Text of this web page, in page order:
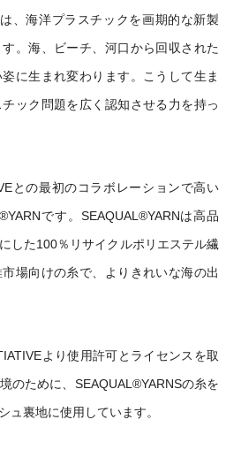
、海洋プラスチックを画期的な新製
。海、ビーチ、河口から回収された
に生まれ変わります。こうして生ま
ック問題を広く認知させる力を持っ
との最初のコラボレーションで高い
です。SEAQUAL®YARNは高品
した100％リサイクルポリエステル繊
場向けの糸で、よりきれいな海の出
より使用許可とライセンスを取
のために、SEAQUAL®YARNSの糸を
ュ裏地に使用しています。